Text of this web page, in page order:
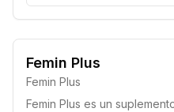
Producto 100% original
Femin Plus
Femin Plus
Femin Plus es un